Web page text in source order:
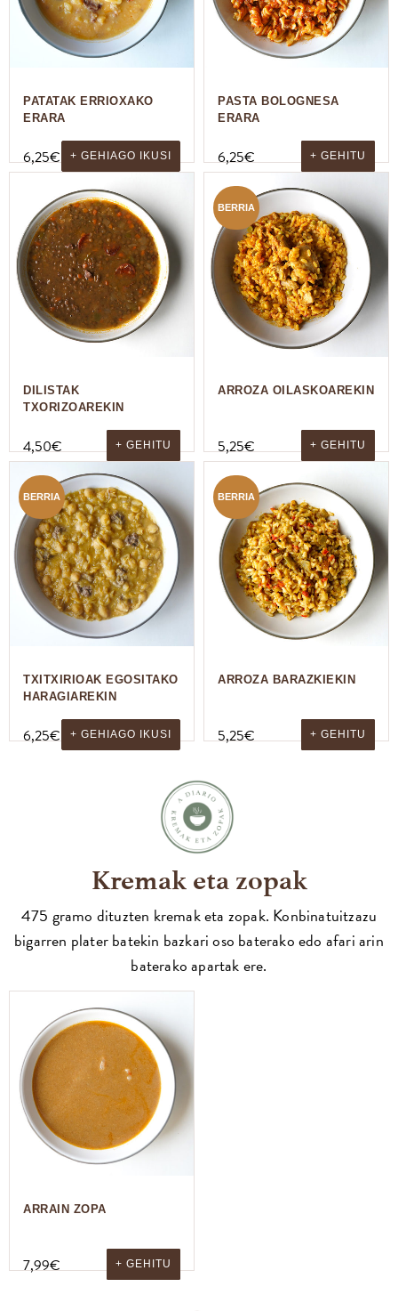
PATATAK ERRIOXAKO
ERARA
6,25€ + GEHIAGO IKUSI
PASTA BOLOGNESA
ERARA
6,25€ + GEHITU
DILISTAK
TXORIZOAREKIN
4,50€ + GEHITU
BERRIA
ARROZA OILASKOAREKIN
5,25€ + GEHITU
BERRIA
TXITXIRIOAK EGOSITAKO
HARAGIAREKIN
6,25€ + GEHIAGO IKUSI
BERRIA
ARROZA BARAZKIEKIN
5,25€ + GEHITU
Kremak eta zopak
475 gramo dituzten kremak eta zopak. Konbinatuitzazu
bigarren plater batekin bazkari oso baterako edo afari arin
baterako apartak ere.
ARRAIN ZOPA
7,99€ + GEHITU